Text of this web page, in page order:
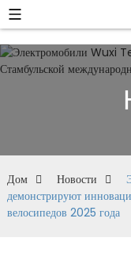
Дом Новости
демонстрируют
велосипедов 2025 года